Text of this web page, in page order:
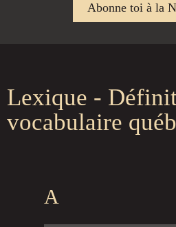
Abonne toi à la
Lexique -
vocabulaire
A